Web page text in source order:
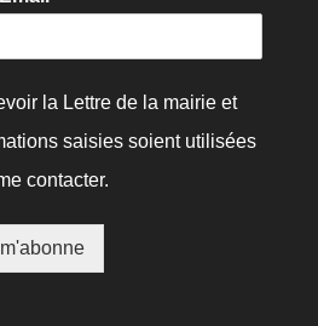
la Lettre de la mairie et
saisies soient utilisées
contacter.